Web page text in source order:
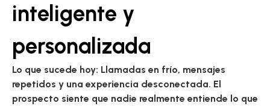
inteligente y
personalizada
Lo que sucede hoy: Llamadas en frío, mensajes
repetidos y una experiencia desconectada. El
prospecto siente que nadie realmente entiende lo que